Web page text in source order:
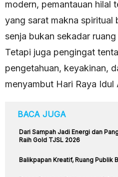
modern, pemantauan hilal
yang sarat makna spiritual
senja bukan sekadar
Tetapi juga pengingat
pengetahuan, keyakinan,
menyambut Hari Raya
BACA JUGA
Dari Sampah Jadi Energi dan
Raih Gold TJSL 2026
Balikpapan Kreatif, Ruang Publik